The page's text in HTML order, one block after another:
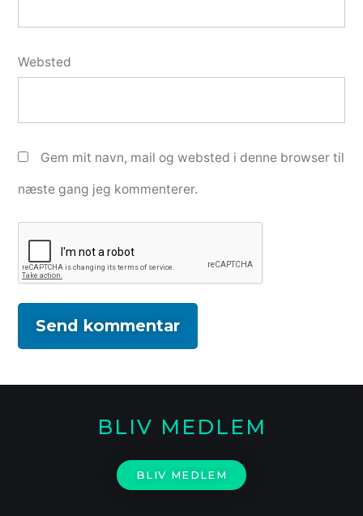
Websted
Gem mit navn, mail og websted i denne browser til
næste gang jeg kommenterer.
BLIV MEDLEM
BLIV MEDLEM